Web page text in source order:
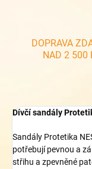
DOPRAVA
NAD 2 500
Dívčí sandály
Sandály Protetika
potřebují pevnou a
střihu a zpevněné